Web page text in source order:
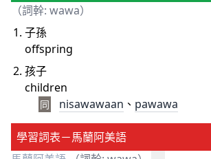
（詞幹: wawa）
子孫
offspring
孩子
children
同 nisawawaan 、 pawawa
學習詞表－馬蘭阿美語